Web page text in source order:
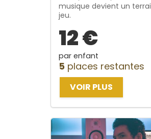
musique devient un
jeu.
12 €
par enfant
5 places restantes
VOIR PLUS